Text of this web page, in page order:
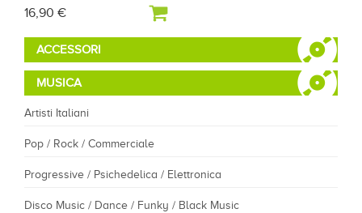
16,90 €
ACCESSORI
MUSICA
Artisti Italiani
Pop / Rock / Commerciale
Progressive / Psichedelica / Elettronica
Disco Music / Dance / Funky / Black Music